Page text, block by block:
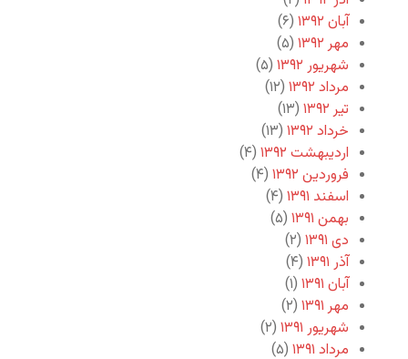
آبان ۱۳۹۲
(۶)
مهر ۱۳۹۲
(۵)
شهریور ۱۳۹۲
(۵)
مرداد ۱۳۹۲
(۱۲)
تیر ۱۳۹۲
(۱۳)
خرداد ۱۳۹۲
(۱۳)
اردیبهشت ۱۳۹۲
(۴)
فروردین ۱۳۹۲
(۴)
اسفند ۱۳۹۱
(۴)
بهمن ۱۳۹۱
(۵)
دی ۱۳۹۱
(۲)
آذر ۱۳۹۱
(۴)
آبان ۱۳۹۱
(۱)
مهر ۱۳۹۱
(۲)
شهریور ۱۳۹۱
(۲)
مرداد ۱۳۹۱
(۵)